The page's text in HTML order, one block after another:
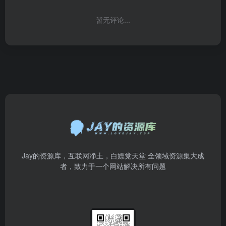
暂无评论...
Jay的资源库，互联网净土，白嫖党天堂 全领域资源集大成
者，致力于一个网站解决所有问题